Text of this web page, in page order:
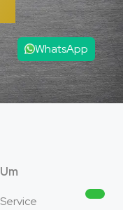
Um
Service
WhatsApp